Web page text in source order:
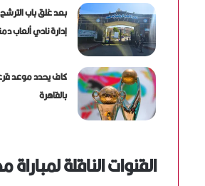
إدارة نادي ألعاب
كاف يحدد موعد
بالقاهرة
القنوات الناقلة